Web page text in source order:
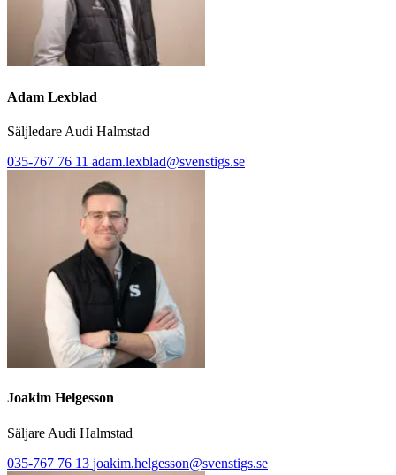
Adam Lexblad
Säljledare Audi Halmstad
035-767 76 11 adam.lexblad@svenstigs.se
Joakim Helgesson
Säljare Audi Halmstad
035-767 76 13 joakim.helgesson@svenstigs.se